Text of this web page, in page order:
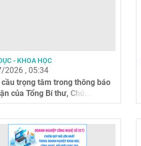
- KHOA HỌC
2026 , 05:34
cầu trọng tâm trong thông báo
của Tổng Bí thư, Chủ...